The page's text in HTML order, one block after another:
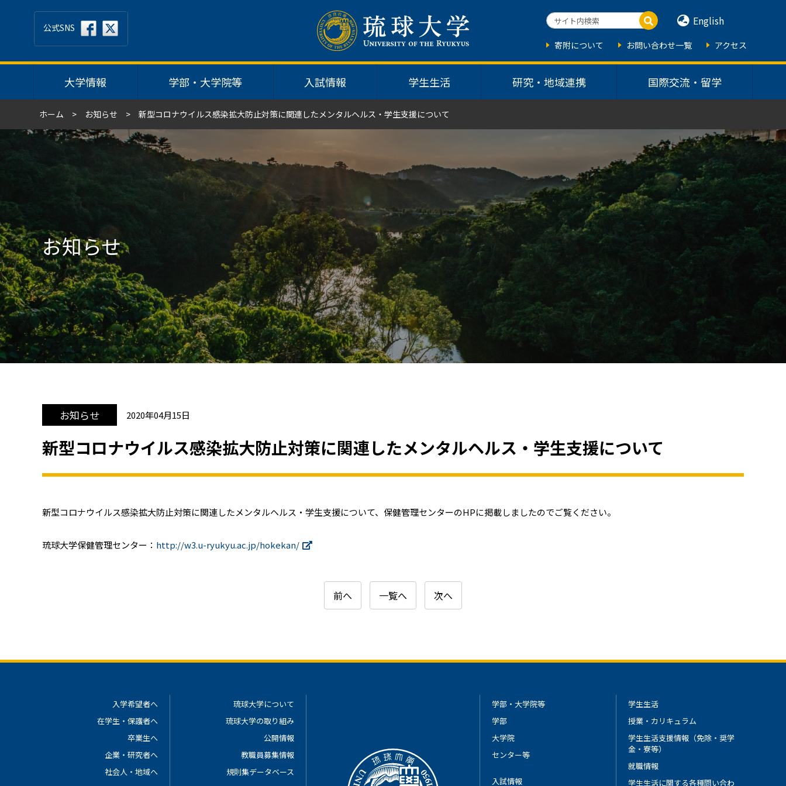
大学情報 学部・大学院等 入試情報 学生生活 研究・地域連携 国際交流・留学
公式SNS English
寄附について お問い合わせ一覧 アクセス
ホーム お知らせ 新型コロナウイルス感染拡大防止対策に関連したメンタルヘルス・学生支援について
お知らせ
お知らせ 2020年04月15日
新型コロナウイルス感染拡大防止対策に関連したメンタルヘルス・学生支援について
新型コロナウイルス感染拡大防止対策に関連したメンタルヘルス・学生支援について、保健管理センターのHPに掲載しましたのでご覧ください。
琉球大学保健管理センター： http://w3.u-ryukyu.ac.jp/hokekan/
前へ 一覧へ 次へ
入学希望者へ
在学生・保護者へ
卒業生へ
企業・研究者へ
社会人・地域へ
琉球大学について
琉球大学の取り組み
公開情報
教職員募集情報
規則集データベース
学部・大学院等
学部
大学院
センター等
入試情報
学生生活
授業・カリキュラム
学生生活支援情報（免除・奨学
金・寮等）
就職情報
学生生活に関する各種問い合わ